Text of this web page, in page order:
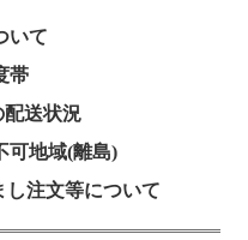
いて
帯
配送状況
可地域(離島)
し注文等について